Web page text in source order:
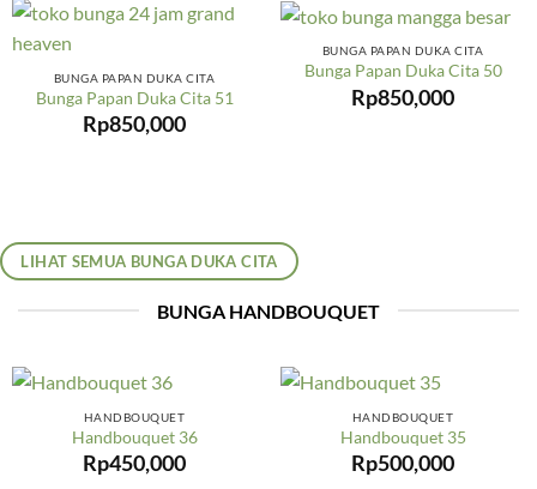
BUNGA PAPAN DUKA CITA
Bunga Papan Duka Cita 51
Rp850,000
BUNGA PAPAN DUKA CITA
Bunga Papan Duka Cita 50
Rp850,000
LIHAT SEMUA BUNGA DUKA CITA
BUNGA HANDBOUQUET
HANDBOUQUET
Handbouquet 36
Rp450,000
HANDBOUQUET
Handbouquet 35
Rp500,000